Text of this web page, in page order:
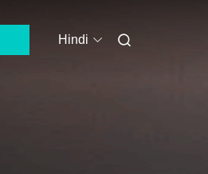
Hindi